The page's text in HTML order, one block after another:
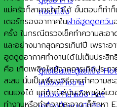
ถังน้ำแข็ง
ตู้แช่เย็นและตู้แช่แข็ง
เครื่องล้างจาน
เครื่องทำน้ำแข็ง
แม่ครัวก็สามารถทำได้ ขั้นตอนก็ท
เตอร์กรองอากาศในฝาชีฮูดดูดควัน
ครั้ง ในกรณีตรวจเช็คทำความสะอ
และอย่างมากสุดควรเกิน1ปี เพราะอ
ฮูดดูดอากาศทำงานได้ไม่เต็มประสิ
คือ เกิดเพลิงไหม้จากการเกิดประก
สะสม นั่นเป็นเพียงวิธีการทำความส
ตนเองได้ แต่ถ้ากำลังมองหาผู้เชี่ยว